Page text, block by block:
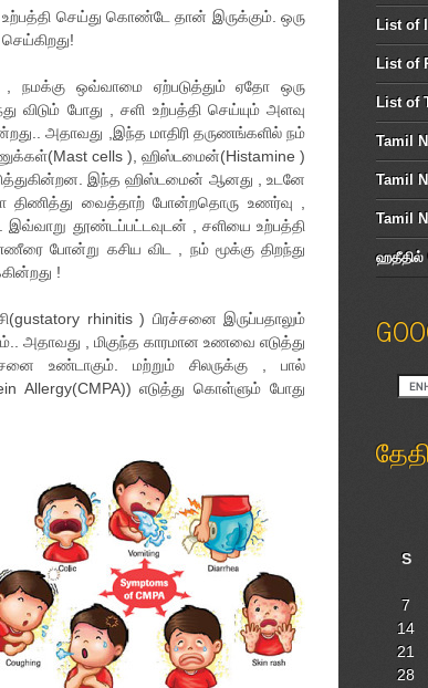
செய்து கொண்டே தான் இருக்கும். ஒரு
, நமக்கு ஒவ்வாமை ஏற்படுத்தும் ஏதோ ஒரு
விடும் போது , சளி உற்பத்தி செய்யும் அளவு
அதாவது ,இந்த மாதிரி தருணங்களில் நம்
cells ), ஹிஸ்டமைன்(Histamine )
இந்த ஹிஸ்டமைன் ஆனது , உடனே
திணித்து வைத்தாற் போன்றதொரு உணர்வு ,
இவ்வாறு தூண்டப்பட்டவுடன் , சளியை உற்பத்தி
போன்று கசிய விட , நம் மூக்கு திறந்து
!
rhinitis ) பிரச்சனை இருப்பதாலும்
அதாவது , மிகுந்த காரமான உணவை எடுத்து
உண்டாகும். மற்றும் சிலருக்கு , பால்
Allergy(CMPA)) எடுத்து கொள்ளும் போது
List of
List of
List of
Tamil
Tamil
Tamil
ஹதீதில்
S
7
14
21
28